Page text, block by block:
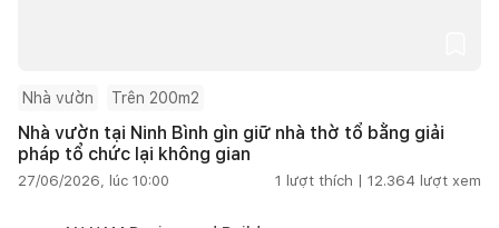
Nhà vườn Trên 200m2
Nhà vườn tại Ninh Bình gìn giữ nhà thờ tổ bằng giải
pháp tổ chức lại không gian
27/06/2026, lúc 10:00 1 lượt thích | 12.364 lượt xem